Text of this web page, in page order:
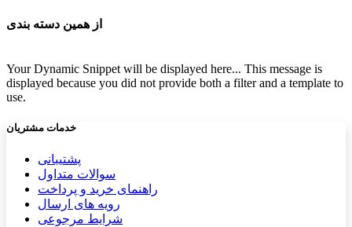
از همین دسته بندی
Your Dynamic Snippet will be displayed here... This message is
displayed because you did not provide both a filter and a template to
use.
خدمات مشتریان
پشتیب​​انی
سوالات متداول
راهنمای خرید و پرداخت
رویه های ارسال
شرایط مرجوعی